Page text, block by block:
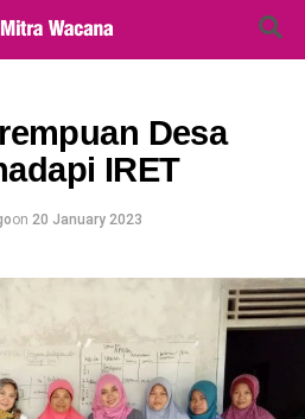
for:
Desa
IRET
on 20 January 2023